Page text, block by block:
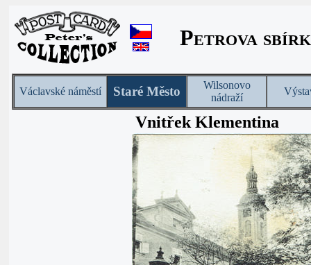
Petrova
Václavské náměstí Staré Město
Wilsonovo
nádraží
Vnitřek Klementina